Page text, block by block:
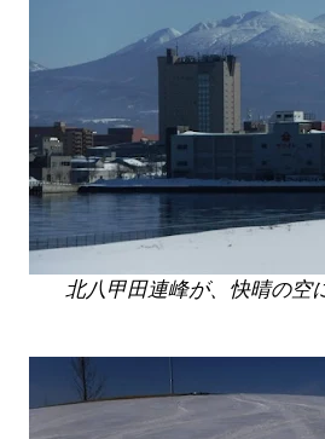
北八甲田連峰が、快晴の空